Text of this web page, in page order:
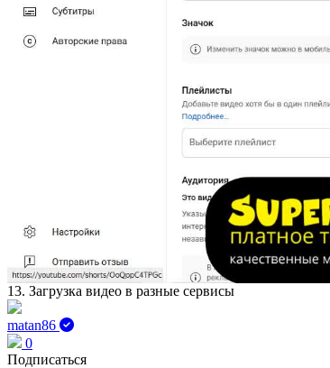
13. Загрузка видео в разные сервисы
matan86
0
Подписаться